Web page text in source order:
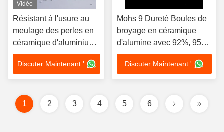
Vidéo
Résistant à l'usure au
meulage des perles en
céramique d'aluminium
OEM ODM
Discuter Maintenant '
Mohs 9 Dureté Boules de
broyage en céramique
d'alumine avec 92%, 95%,
99% de teneur en alumine
pour une excellente
résistance à la corrosion
Discuter Maintenant '
1 2 3 4 5 6